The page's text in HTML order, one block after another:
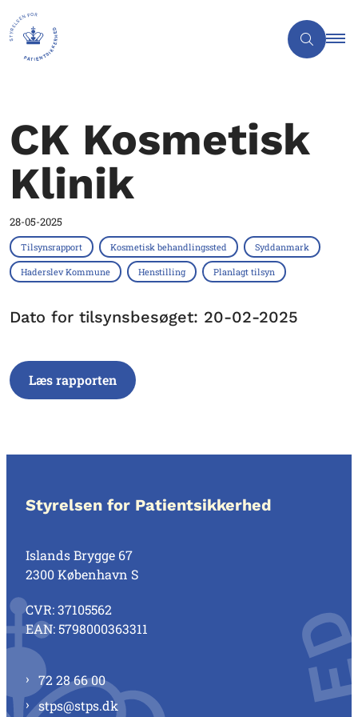
CK Kosmetisk
Klinik
28-05-2025
Tilsynsrapport Kosmetisk behandlingssted Syddanmark
Haderslev Kommune Henstilling Planlagt tilsyn
Dato for tilsynsbesøget: 20-02-2025
Læs rapporten
Styrelsen for Patientsikkerhed
Islands Brygge 67
2300 København S
CVR: 37105562
EAN: 5798000363311
72 28 66 00
stps@stps.dk